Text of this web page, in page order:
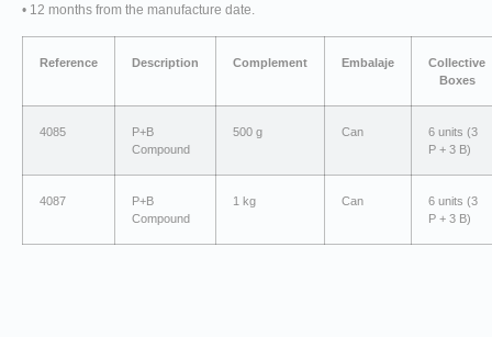
• 12 months from the manufacture date.
Reference Description Complement Embalaje
Collective
Boxes
4085
P+B
Compound
500 g Can
6 units (3
P + 3 B)
4087
P+B
Compound
1 kg Can
6 units (3
P + 3 B)